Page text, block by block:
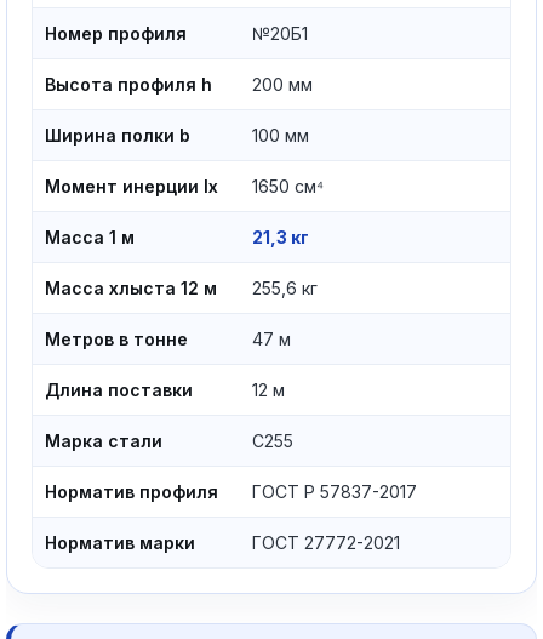
Номер профиля №20Б1
Высота профиля h 200 мм
Ширина полки b 100 мм
Момент инерции Ix 1650 см⁴
Масса 1 м 21,3 кг
Масса хлыста 12 м 255,6 кг
Метров в тонне 47 м
Длина поставки 12 м
Марка стали С255
Норматив профиля ГОСТ Р 57837-2017
Норматив марки ГОСТ 27772-2021